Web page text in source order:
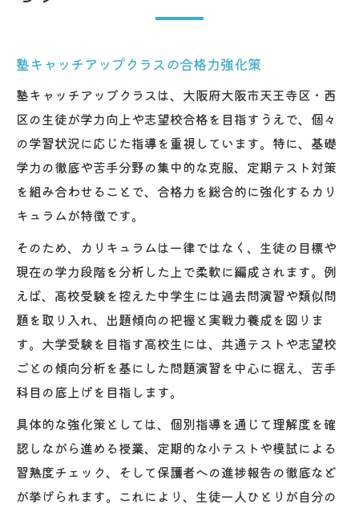
塾キャッチアップクラスの合格力強化策
塾キャッチアップクラスは、大阪府大阪市天王寺区・西
区の生徒が学力向上や志望校合格を目指すうえで、個々
の学習状況に応じた指導を重視しています。特に、基礎
学力の徹底や苦手分野の集中的な克服、定期テスト対策
を組み合わせることで、合格力を総合的に強化するカリ
キュラムが特徴です。
そのため、カリキュラムは一律ではなく、生徒の目標や
現在の学力段階を分析した上で柔軟に編成されます。例
えば、高校受験を控えた中学生には過去問演習や類似問
題を取り入れ、出題傾向の把握と実戦力養成を図りま
す。大学受験を目指す高校生には、共通テストや志望校
ごとの傾向分析を基にした問題演習を中心に据え、苦手
科目の底上げを目指します。
具体的な強化策としては、個別指導を通じて理解度を確
認しながら進める授業、定期的な小テストや模試による
習熟度チェック、そして保護者への進捗報告の徹底など
が挙げられます。これにより、生徒一人ひとりが自分の